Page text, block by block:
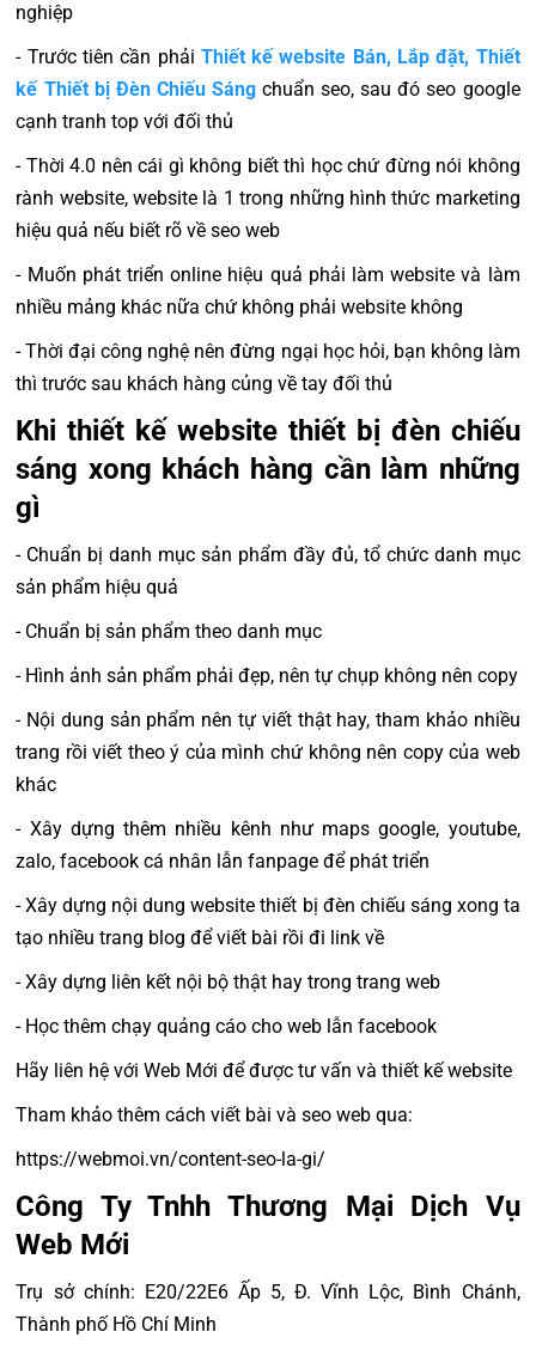
nghiệp
- Trước tiên cần phải Thiết kế website Bán, Lắp đặt, Thiết
kế Thiết bị Đèn Chiếu Sángchuẩn seo, sau đó seo google
cạnh tranh top với đối thủ
- Thời 4.0 nên cái gì không biết thì học chứ đừng nói không
rành website, website là 1 trong những hình thức marketing
hiệu quả nếu biết rõ về seo web
- Muốn phát triển online hiệu quả phải làm website và làm
nhiều mảng khác nữa chứ không phải website không
- Thời đại công nghệ nên đừng ngại học hỏi, bạn không làm
thì trước sau khách hàng củng về tay đối thủ
Khi thiết kế website thiết bị đèn chiếu
sáng xong khách hàng cần làm những
gì
- Chuẩn bị danh mục sản phẩm đầy đủ, tổ chức danh mục
sản phẩm hiệu quả
- Chuẩn bị sản phẩm theo danh mục
- Hình ảnh sản phẩm phải đẹp, nên tự chụp không nên copy
- Nội dung sản phẩm nên tự viết thật hay, tham khảo nhiều
trang rồi viết theo ý của mình chứ không nên copy của web
khác
- Xây dựng thêm nhiều kênh như maps google, youtube,
zalo, facebook cá nhân lẫn fanpage để phát triển
- Xây dựng nội dung website thiết bị đèn chiếu sáng xong ta
tạo nhiều trang blog để viết bài rồi đi link về
- Xây dựng liên kết nội bộ thật hay trong trang web
- Học thêm chạy quảng cáo cho web lẫn facebook
Hãy liên hệ với Web Mới để được tư vấn và thiết kế website
Tham khảo thêm cách viết bài và seo web qua:
https://webmoi.vn/content-seo-la-gi/
Công Ty Tnhh Thương Mại Dịch Vụ
Web Mới
Trụ sở chính: E20/22E6 Ấp 5, Đ. Vĩnh Lộc, Bình Chánh,
Thành phố Hồ Chí Minh